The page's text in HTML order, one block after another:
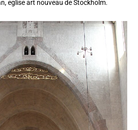
eglise art nouveau de Stockholm.